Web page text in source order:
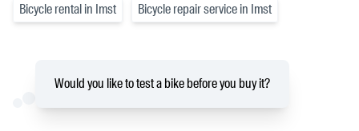
Bicycle rental in Imst Bicycle repair service in Imst
Would you like to test a bike before you buy it?